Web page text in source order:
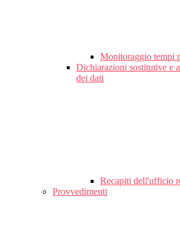
Monitoraggio tempi
Dichiarazioni sostitutive e
dei dati
Recapiti dell'ufficio
Provvedimenti